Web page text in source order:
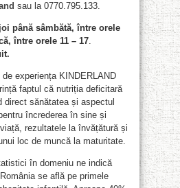
sau la 0770.795.133.
joi până sâmbătă, între orele
între orele 11 – 17.
experiența KINDERLAND
faptul că nutriția deficitară
direct sănătatea și aspectul
încrederea în sine și
rezultatele la învățătură și
loc de muncă la maturitate.
în domeniu ne indică
se află pe primele